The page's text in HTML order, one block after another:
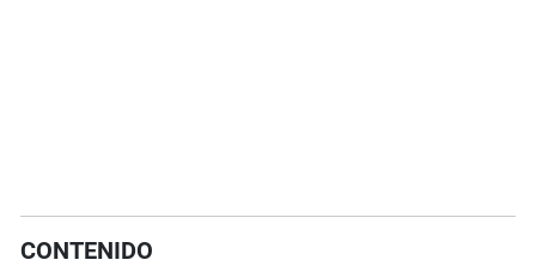
CONTENIDO